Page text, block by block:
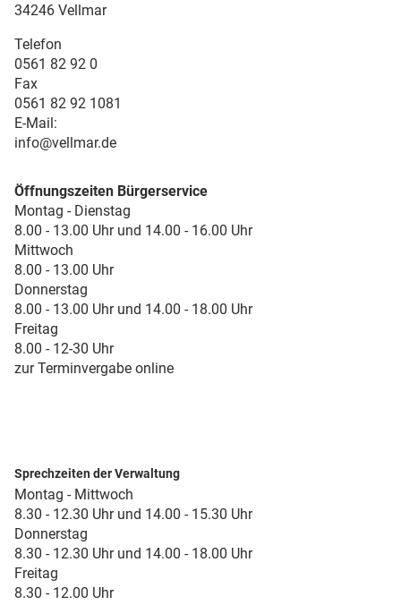
34246 Vellmar
Telefon
0561 82 92 0
Fax
0561 82 92 1081
E-Mail:
info@vellmar.de
Öffnungszeiten Bürgerservice
Montag - Dienstag
8.00 - 13.00 Uhr und 14.00 - 16.00 Uhr
Mittwoch
8.00 - 13.00 Uhr
Donnerstag
8.00 - 13.00 Uhr und 14.00 - 18.00 Uhr
Freitag
8.00 - 12-30 Uhr
zur Terminvergabe online
Sprechzeiten der Verwaltung
Montag - Mittwoch
8.30 - 12.30 Uhr und 14.00 - 15.30 Uhr
Donnerstag
8.30 - 12.30 Uhr und 14.00 - 18.00 Uhr
Freitag
8.30 - 12.00 Uhr